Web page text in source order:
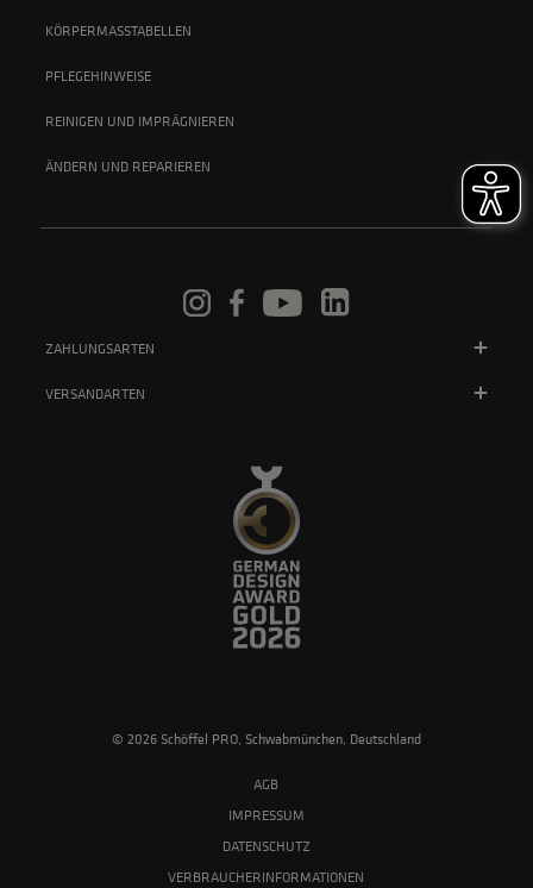
KÖRPERMASSTABELLEN
PFLEGEHINWEISE
REINIGEN UND IMPRÄGNIEREN
ÄNDERN UND REPARIEREN
ZAHLUNGSARTEN
VERSANDARTEN
© 2026 Schöffel PRO, Schwabmünchen, Deutschland
AGB
IMPRESSUM
DATENSCHUTZ
VERBRAUCHERINFORMATIONEN